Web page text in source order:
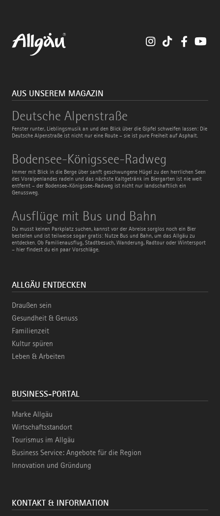
InstagramTikTok
AUS UNSEREM MAGAZIN
Deutsche Alpenstraße
Fenster runter, Lieblingsmusik an und den Blick über die Gipfel schweifen lassen: Die
Deutsche Alpenstraße ist nicht nur eine Route – sie ist pure Freiheit auf Asphalt.
Deutsche
Alpenstraße
Bodensee-Königssee-Radweg
Immer mit Blick in die Berge über sanft geschwungene Hügel zu den herrlichen Seen
des Voralpenlandes radeln und das nächste Kaltgetränk im Biergarten ist nie weit
entfernt – der Bodensee-Königssee-Radweg ist nicht nur landschaftlich ein
Genussweg.
Bodensee-
Königssee-
Radweg
Ausflüge mit Bus und Bahn
Du musst keinen Parkplatz suchen, kannst vor der Abreise sorglos noch ein Bier
bestellen und ist teilweise sogar gratis: Nutze Bus und Bahn, um das Allgäu zu
entdecken. Ob Familienausflug, Stadtbesuch, Wanderung, Radtour oder Wintersport
– hier findest du ein paar Vorschläge.
Ausflüge
mit
Bus
und
Bahn
ALLGÄU ENTDECKEN
Draußen sein
Gesundheit & Genuss
Familienzeit
Kultur spüren
Leben & Arbeiten
BUSINESS-PORTAL
Marke Allgäu
Wirtschaftsstandort
Tourismus im Allgäu
Business Service: Angebote für die Region
Innovation und Gründung
KONTAKT & INFORMATION